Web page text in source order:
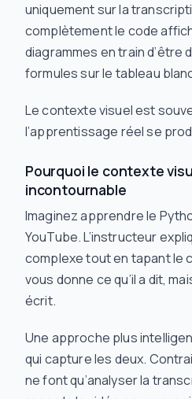
uniquement sur la
complètement le code
diagrammes en train d’être
formules sur le tableau
Le contexte visuel est
l’apprentissage réel se
Pourquoi le contexte
incontournable
Imaginez apprendre le
YouTube. L’instructeur
complexe tout en tapant le
vous donne ce qu’ila dit,
écrit.
Une approche plus
qui capture les deux.
ne font qu’analyser la